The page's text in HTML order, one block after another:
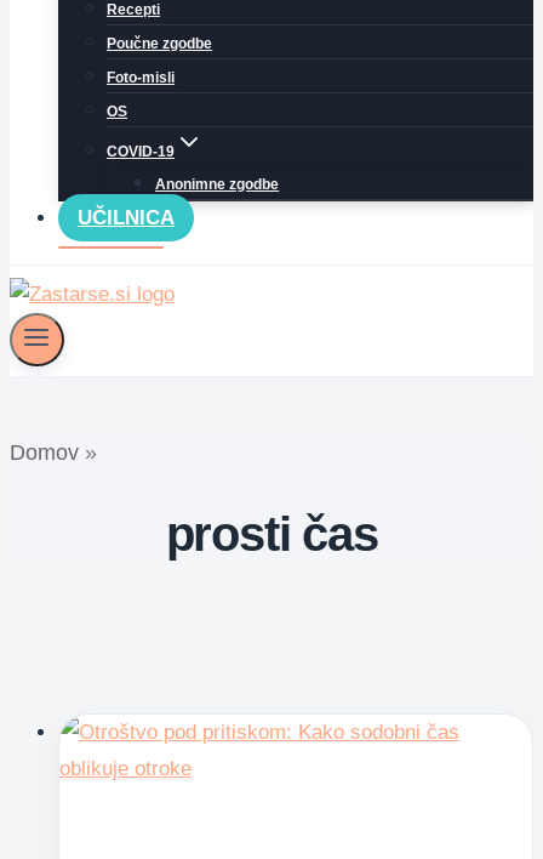
Recepti
Poučne zgodbe
Foto-misli
OS
COVID-19
Anonimne zgodbe
UČILNICA
Domov »
prosti čas